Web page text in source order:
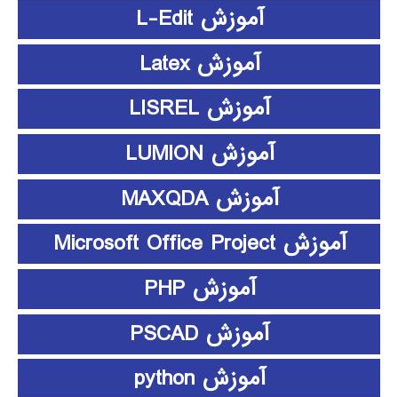
آموزش L-Edit
آموزش Latex
آموزش LISREL
آموزش LUMION
آموزش MAXQDA
آموزش Microsoft Office Project
آموزش PHP
آموزش PSCAD
آموزش python